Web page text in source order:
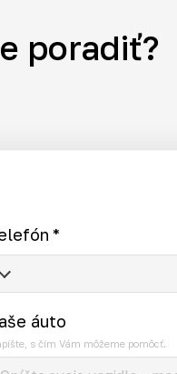
poradiť?
*
áuto
s čím Vám môžeme pomôcť.